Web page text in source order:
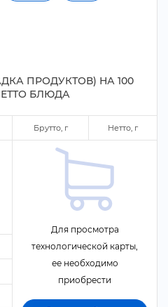
ПРОДУКТОВ) НА 100
БЛЮДА
Брутто, Нетто,
Для просмотра
технологической карты,
ее необходимо
приобрести